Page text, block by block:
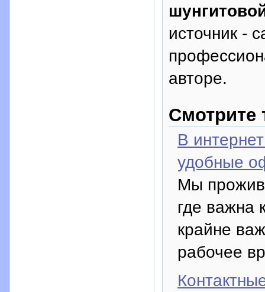
источник -
авторе.
Смотрите
В
удобные
Мы
где важна
крайне
рабочее